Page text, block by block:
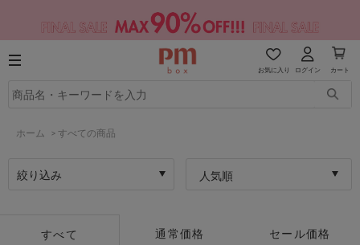
お気に入り ログイン カート
ホーム > すべての商品
絞り込み 人気順
すべて 通常価格 セール価格